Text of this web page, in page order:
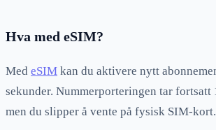
Hva med eSIM?
Med eSIM kan du aktivere nytt
sekunder. Nummerporteringen tar fortsatt
men du slipper å vente på fysisk SIM-kort.